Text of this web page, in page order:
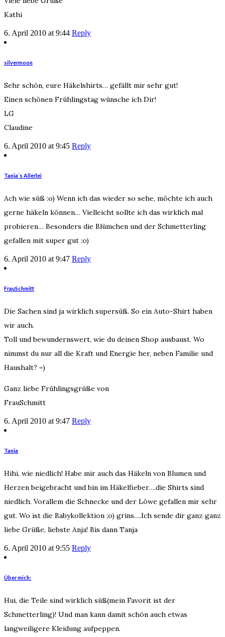
Kathi
6. April 2010 at 9:44 Reply
silvermoon
Sehr schön, eure Häkelshirts… gefällt mir sehr gut!
Einen schönen Frühlingstag wünsche ich Dir!
LG
Claudine
6. April 2010 at 9:45 Reply
Tanja`s Allerlei
Ach wie süß :o) Wenn ich das wieder so sehe, möchte ich auch
gerne häkeln können… Vielleicht sollte ich das wirklich mal
probieren… Besonders die Blümchen und der Schmetterling
gefallen mit super gut :o)
6. April 2010 at 9:47 Reply
FrauSchmitt
Die Sachen sind ja wirklich supersüß. So ein Auto-Shirt haben
wir auch.
Toll und bewundernswert, wie du deinen Shop ausbaust. Wo
nimmst du nur all die Kraft und Energie her, neben Familie und
Haushalt? =)
Ganz liebe Frühlingsgrüße von
FrauSchmitt
6. April 2010 at 9:47 Reply
Tanja
Hihi, wie niedlich! Habe mir auch das Häkeln von Blumen und
Herzen beigebracht und bin im Häkelfieber….die Shirts sind
niedlich. Vorallem die Schnecke und der Löwe gefallen mir sehr
gut. Wo ist die Babykollektion ;o) grins….Ich sende dir ganz ganz
liebe Grüße, liebste Anja! Bis dann Tanja
6. April 2010 at 9:55 Reply
Über mich:
Hui, die Teile sind wirklich süß(mein Favorit ist der
Schmetterling)! Und man kann damit schön auch etwas
langweiligere Kleidung aufpeppen.